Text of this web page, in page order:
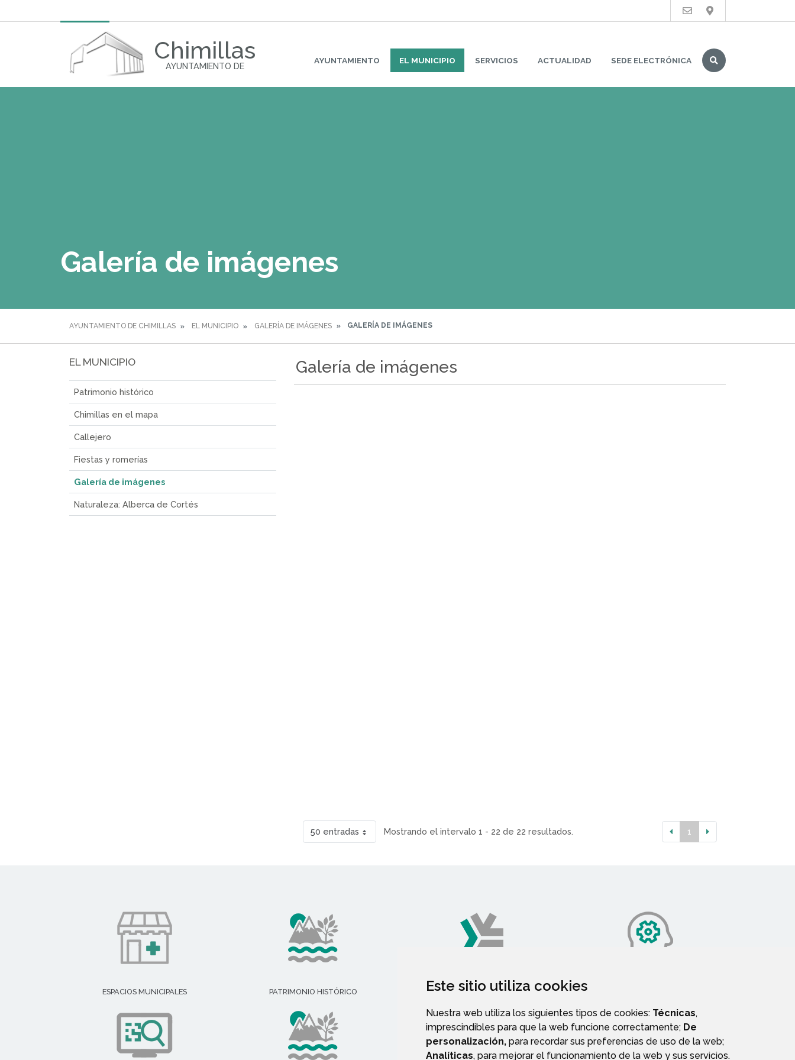
Este sitio utiliza cookies
Nuestra web utiliza los siguientes tipos de cookies: Técnicas,
imprescindibles para que la web funcione correctamente; De
personalización, para recordar sus preferencias de uso de la web;
Analíticas, para mejorar el funcionamiento de la web y sus servicios.
Chimillas
AYUNTAMIENTO DE
AYUNTAMIENTO EL MUNICIPIO SERVICIOS ACTUALIDAD SEDE ELECTRÓNICA
Buscar
Galería de imágenes
AYUNTAMIENTO DE CHIMILLAS EL MUNICIPIO GALERÍA DE IMÁGENES GALERÍA DE IMÁGENES
EL MUNICIPIO
Patrimonio histórico
Chimillas en el mapa
Callejero
Fiestas y romerías
Galería de imágenes
Naturaleza: Alberca de Cortés
Galería de imágenes
50 entradas Mostrando el intervalo 1 - 22 de 22 resultados. 1
ESPACIOS MUNICIPALES PATRIMONIO HISTÓRICO ASOCIACIONES